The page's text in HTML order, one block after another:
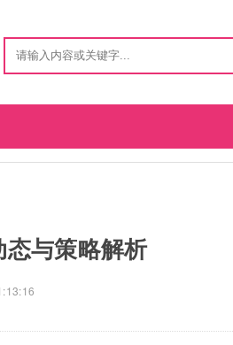
与策略解析